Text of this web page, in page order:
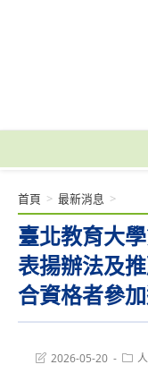
臺北教育大
表揚辦法及
合資格者參
首頁 > 最新消息 >
Post2026-05-20
Post